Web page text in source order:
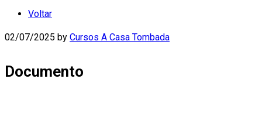
Voltar
02/07/2025 by Cursos A Casa Tombada
Documento